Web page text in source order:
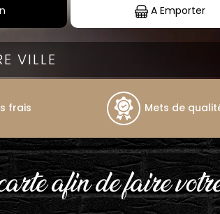
A Emporter
frais Mets de
afin de faire